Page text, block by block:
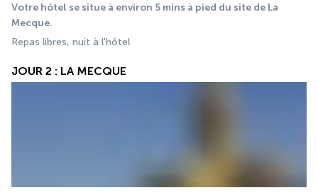
Votre hôtel se situe à environ 5 mins à pied du site de La
Mecque.
Repas libres, nuit à l'hôtel
JOUR 2 : LA MECQUE